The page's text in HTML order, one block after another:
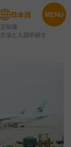
MENU
日本語
知識
法と入国手続き